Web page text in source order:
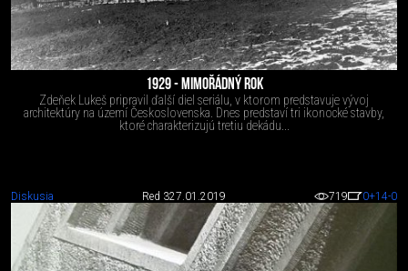
1929 - MIMOŘÁDNÝ ROK
Zdeňek Lukeš pripravil ďalší diel seriálu, v ktorom predstavuje vývoj
architektúry na území Československa. Dnes predstaví tri ikonocké stavby,
ktoré charakterizujú tretiu dekádu...
Diskusia Red 327.01.2019 719 0+14-0